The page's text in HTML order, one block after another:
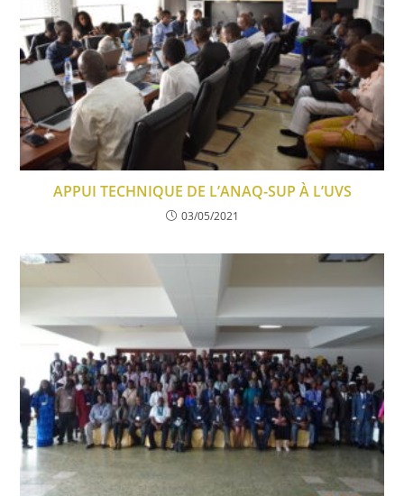
APPUI TECHNIQUE DE L’ANAQ-SUP À L’UVS
03/05/2021